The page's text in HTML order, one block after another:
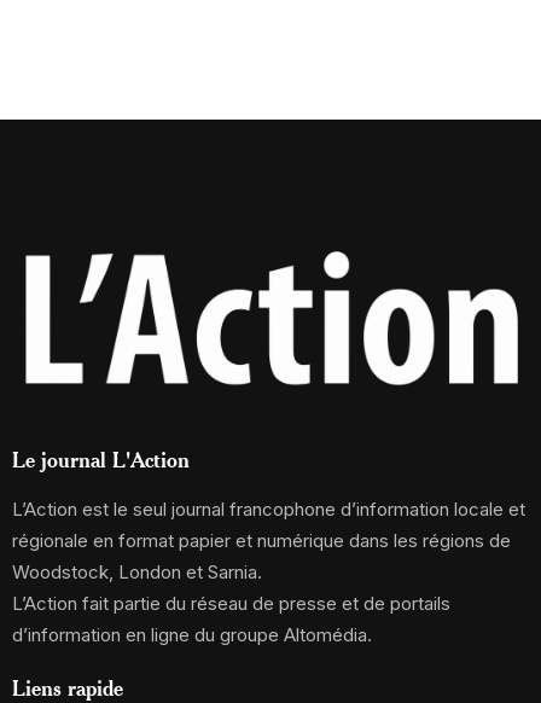
Le journal L'Action
L’Action est le seul journal francophone d’information locale et
régionale en format papier et numérique dans les régions de
Woodstock, London et Sarnia.
L’Action fait partie du réseau de presse et de portails
d’information en ligne du groupe Altomédia.
Liens rapide